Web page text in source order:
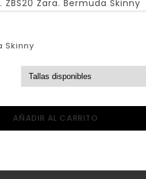
Skinny
AÑADIR AL CARRITO